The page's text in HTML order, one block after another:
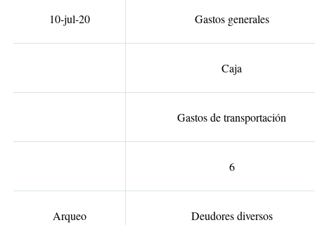
10-jul-20 Gastos generales
Caja
Gastos de transportación
6
Arqueo Deudores diversos